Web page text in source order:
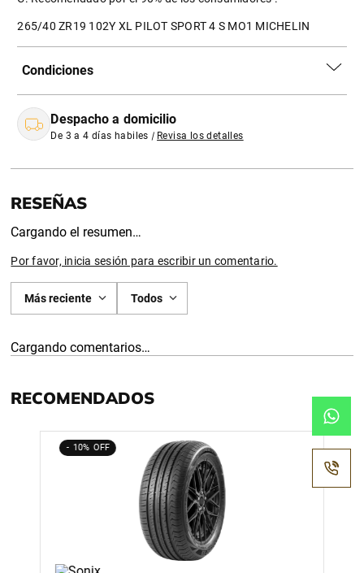
265/40 ZR19 102Y XL PILOT SPORT 4 S MO1 MICHELIN
Condiciones
Despacho a domicilio
De 3 a 4 días habiles | Revisa los detalles
Cargando el resumen…
Por favor, inicia sesión para escribir un comentario.
Más reciente Todos
Cargando comentarios…
RECOMENDADOS
10%